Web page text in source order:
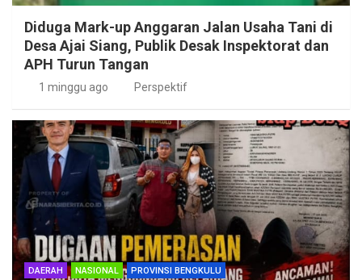
Diduga Mark-up Anggaran Jalan Usaha Tani di
Desa Ajai Siang, Publik Desak Inspektorat dan
APH Turun Tangan
1 minggu ago Perspektif
DAERAH NASIONAL PROVINSI BENGKULU